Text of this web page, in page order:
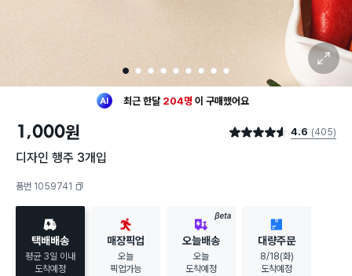
1 2 3 4 5 6 7 8 9
확대 보기
최근 한달 204명 이 구매했어요
구매했어요
1,000원 별점 4.6점 4.6 (405)
디자인 행주 3개입
품번 1059741
택배배송
평균 3일 이내
도착예정
매장픽업
오늘
픽업가능
BETA
오늘배송
오늘
도착예정
대량주문
8/18(화)
도착예정